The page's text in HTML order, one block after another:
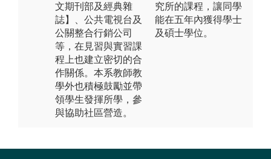
文期刊部及經典雜
誌】、公共電視台及
公關整合行銷公司
等，在見習與實習課
程上也建立密切的合
作關係。本系教師教
學外也積極鼓勵並帶
領學生發揮所學，參
與協助社區營造。
究所的課程，讓同學
能在五年內獲得學士
及碩士學位。